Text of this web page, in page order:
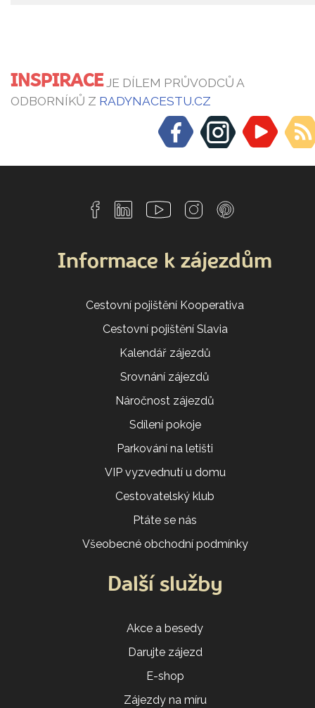
INSPIRACEJE DÍLEM PRŮVODCŮ A
ODBORNÍKŮ Z RADYNACESTU.CZ
Informace k zájezdům
Cestovní pojištění Kooperativa
Cestovní pojištění Slavia
Kalendář zájezdů
Srovnání zájezdů
Náročnost zájezdů
Sdílení pokoje
Parkování na letišti
VIP vyzvednutí u domu
Cestovatelský klub
Ptáte se nás
Všeobecné obchodní podmínky
Další služby
Akce a besedy
Darujte zájezd
E-shop
Zájezdy na míru